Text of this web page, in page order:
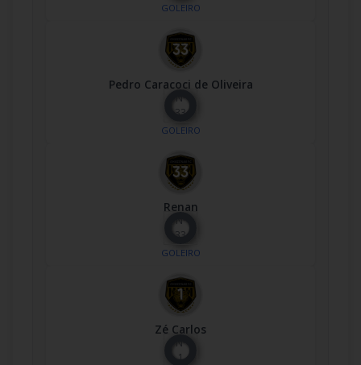
GOLEIRO
Pedro Caracoci de Oliveira
Nº
33
GOLEIRO
Renan
Nº
33
GOLEIRO
Zé Carlos
Nº
1